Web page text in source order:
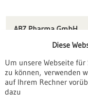
ABZ Pharma GmbH
office(at)ct-
www.ct-
Diese
Um unsere Webseite
zu können, verwenden
auf Ihrem Rechner
dazu